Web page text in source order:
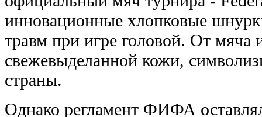
инновационные хлопковые
травм при игре головой. От мяча
свежевыделанной кожи,
страны.
Однако регламент ФИФА